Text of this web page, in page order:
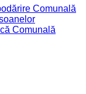
Comunală
Comunală